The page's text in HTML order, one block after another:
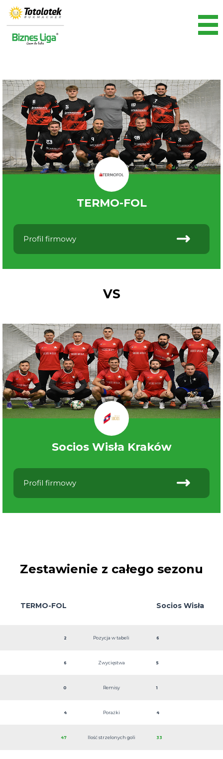
TERMO-FOL
Profil firmowy
VS
Socios Wisła Kraków
Profil firmowy
Zestawienie z całego sezonu
TERMO-FOL Socios Wisła
2 Pozycja w tabeli 6
6 Zwycięstwa 5
0 Remisy 1
4 Porażki 4
47 Ilość strzelonych goli 33